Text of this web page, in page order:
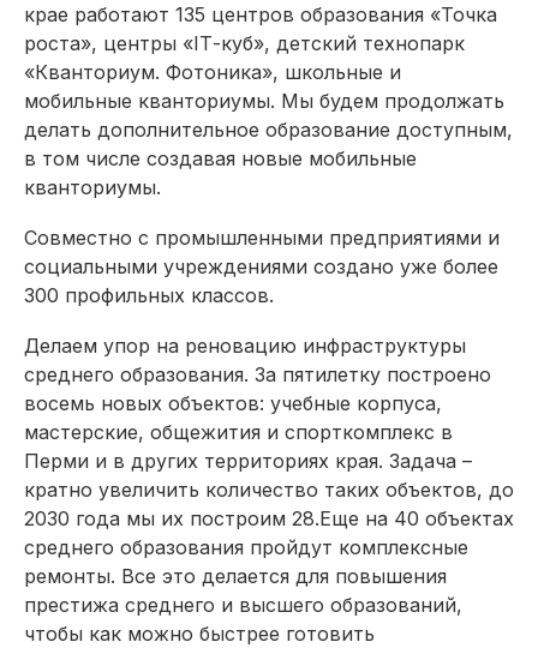
крае работают 135 центров образования «Точка
роста», центры «IТ-куб», детский технопарк
«Кванториум. Фотоника», школьные и
мобильные кванториумы. Мы будем продолжать
делать дополнительное образование доступным,
в том числе создавая новые мобильные
кванториумы.
Совместно с промышленными предприятиями и
социальными учреждениями создано уже более
300 профильных классов.
Делаем упор на реновацию инфраструктуры
среднего образования. За пятилетку построено
восемь новых объектов: учебные корпуса,
мастерские, общежития и спорткомплекс в
Перми и в других территориях края. Задача –
кратно увеличить количество таких объектов, до
2030 года мы их построим 28.Еще на 40 объектах
среднего образования пройдут комплексные
ремонты. Все это делается для повышения
престижа среднего и высшего образований,
чтобы как можно быстрее готовить